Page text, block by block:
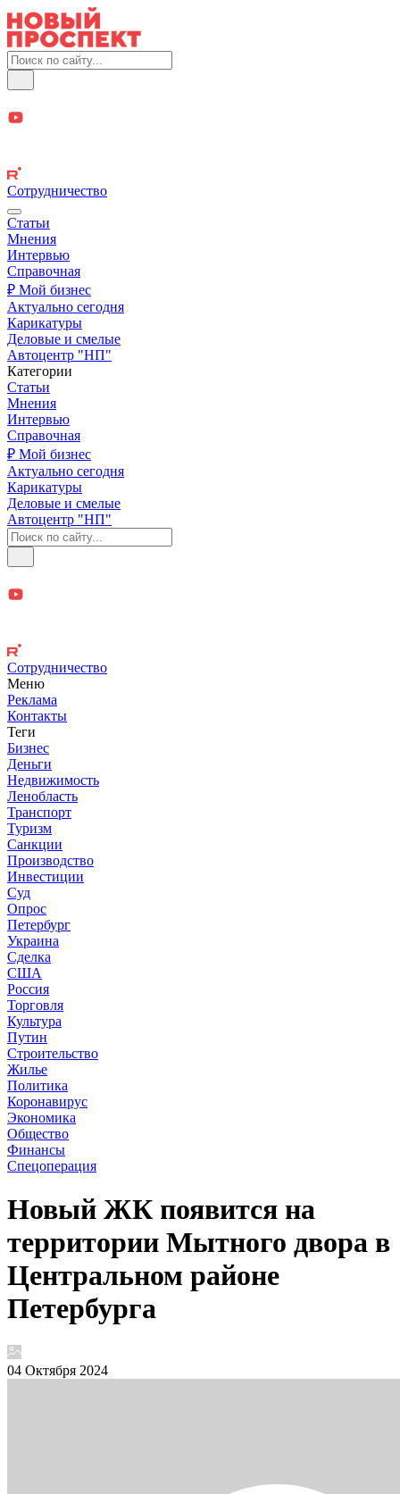
Сотрудничество
Статьи
Мнения
Интервью
Справочная
₽ Мой бизнес
Актуально сегодня
Карикатуры
Деловые и смелые
Автоцентр "НП"
Категории
Статьи
Мнения
Интервью
Справочная
₽ Мой бизнес
Актуально сегодня
Карикатуры
Деловые и смелые
Автоцентр "НП"
Сотрудничество
Меню
Реклама
Контакты
Теги
Бизнес
Деньги
Недвижимость
Ленобласть
Транспорт
Туризм
Санкции
Производство
Инвестиции
Суд
Опрос
Петербург
Украина
Сделка
США
Россия
Торговля
Культура
Путин
Строительство
Жилье
Политика
Коронавирус
Экономика
Общество
Финансы
Спецоперация
Новый ЖК появится на
территории Мытного двора в
Центральном районе
Петербурга
04 Октября 2024